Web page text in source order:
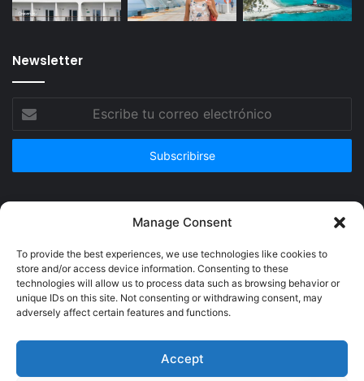
Manage Consent
To provide the best experiences, we use technologies like cookies to
store and/or access device information. Consenting to these
technologies will allow us to process data such as browsing behavior or
unique IDs on this site. Not consenting or withdrawing consent, may
adversely affect certain features and functions.
Accept
Newsletter
correo